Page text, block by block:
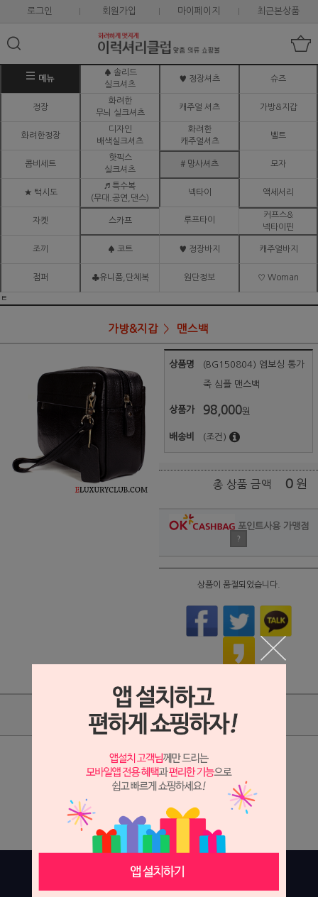
로그인 회원가입 마이페이지 최근본상품
메뉴
♠ 솔리드
실크셔츠
♥ 정장셔츠 슈즈
정장
화려한
무늬 실크셔츠
캐주얼 셔츠 가방&지갑
화려한정장
디자인
배색실크셔츠
화려한
캐주얼셔츠
벨트
콤비세트
핫픽스
실크셔츠
# 망사셔츠 모자
★ 턱시도
♬ 특수복
(무대.공연,댄스)
넥타이 액세서리
자켓 스카프 루프타이
커프스&
넥타이핀
조끼 ♠ 코트 ♥ 정장바지 캐주얼바지
점퍼 ♣유니폼,단체복 원단정보 ♡ Woman
ㅌ
가방&지갑 맨스백
상품명 (BG150804) 엠보싱 통가
죽 심플 맨스백
상품가 98,000원
배송비 (조건)
총 상품 금액 0 원
포인트사용 가맹점
?
상품이 품절되었습니다.
상품리뷰
상세정보 새창 열기
상세 정보를 확대해 보실 수 있습니다.